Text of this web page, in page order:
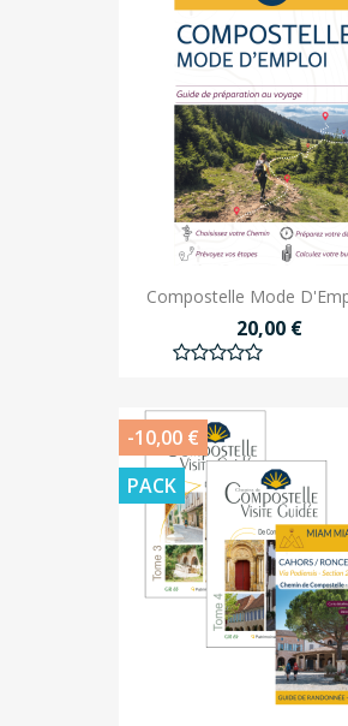
Compostelle Mode
20,00 €
-10,00 €
PACK